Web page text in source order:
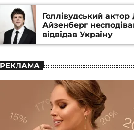
Голлівудський актор
Айзенберг
відвідав Україну
РЕКЛАМА